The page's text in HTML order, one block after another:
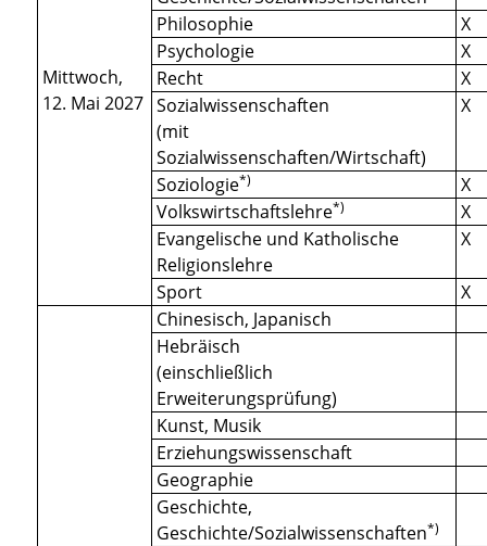
Mittwoch,
12. Mai 2027
Philosophie
X
Psychologie
X
Recht
X
Sozialwissenschaften
(mit
Sozialwissenschaften/Wirtschaft)
X
Soziologie*)
X
Volkswirtschaftslehre*)
X
Evangelische und Katholische
Religionslehre
X
Sport X
Chinesisch, Japanisch
Hebräisch
(einschließlich
Erweiterungsprüfung)
Kunst, Musik
Erziehungswissenschaft
Geographie
Geschichte,
Geschichte/Sozialwissenschaften*)